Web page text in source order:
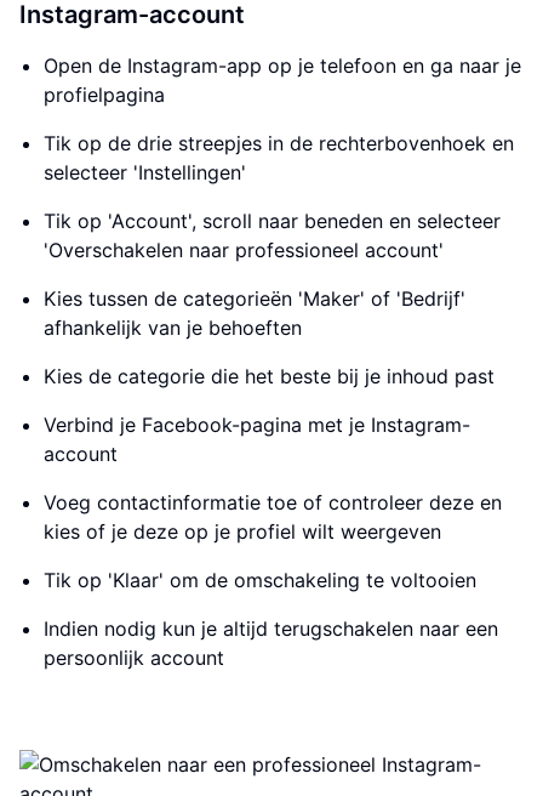
Instagram-account
Open de Instagram-app op je telefoon en ga naar je
profielpagina
Tik op de drie streepjes in de rechterbovenhoek en
selecteer 'Instellingen'
Tik op 'Account', scroll naar beneden en selecteer
'Overschakelen naar professioneel account'
Kies tussen de categorieën 'Maker' of 'Bedrijf'
afhankelijk van je behoeften
Kies de categorie die het beste bij je inhoud past
Verbind je Facebook-pagina met je Instagram-
account
Voeg contactinformatie toe of controleer deze en
kies of je deze op je profiel wilt weergeven
Tik op 'Klaar' om de omschakeling te voltooien
Indien nodig kun je altijd terugschakelen naar een
persoonlijk account